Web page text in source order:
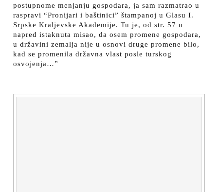
postupnome menjanju gospodara, ja sam razmatrao u
raspravi “Pronijari i baštinici” štampanoj u Glasu I.
Srpske Kraljevske Akademije. Tu je, od str. 57 u
napred istaknuta misao, da osem promene gospodara,
u državini zemalja nije u osnovi druge promene bilo,
kad se promenila državna vlast posle turskog
osvojenja…”